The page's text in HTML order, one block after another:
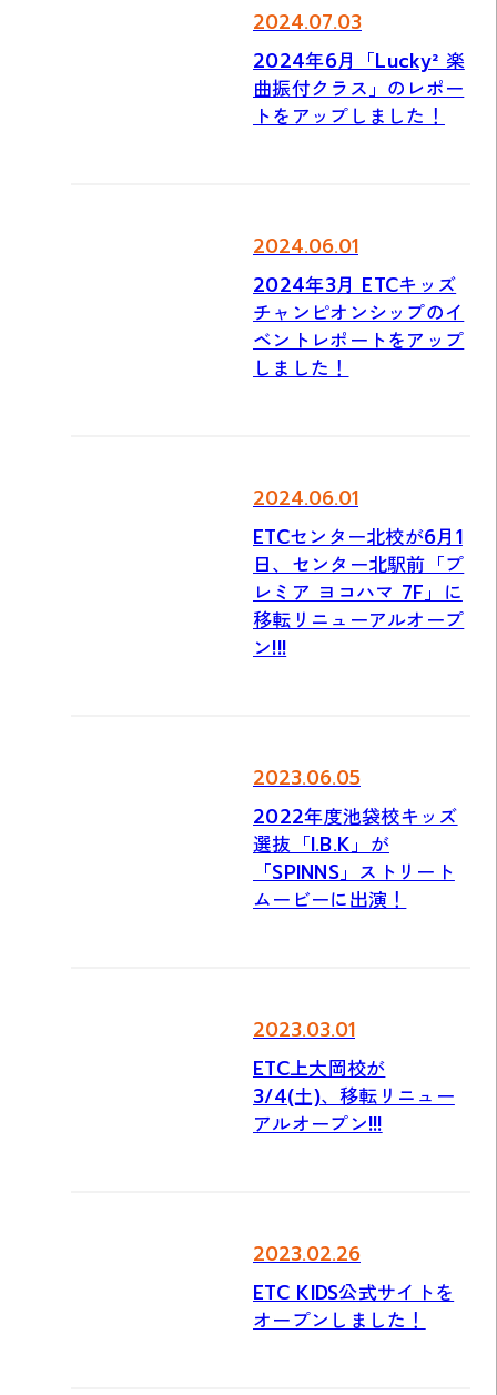
2024.07.03
2024年6月「Lucky² 楽
曲振付クラス」のレポー
トをアップしました！
2024.06.01
2024年3月 ETCキッズ
チャンピオンシップのイ
ベントレポートをアップ
しました！
2024.06.01
ETCセンター北校が6月1
日、センター北駅前「プ
レミア ヨコハマ 7F」に
移転リニューアルオープ
ン!!!
2023.06.05
2022年度池袋校キッズ
選抜「I.B.K」が
「SPINNS」ストリート
ムービーに出演！
2023.03.01
ETC上大岡校が
3/4(土)、移転リニュー
アルオープン!!!
2023.02.26
ETC KIDS公式サイトを
オープンしました！